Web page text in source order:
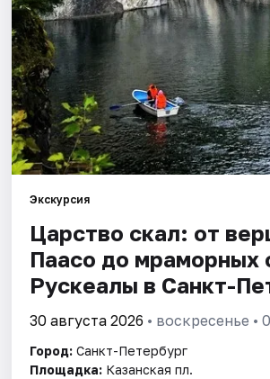
Рейтинги
Экскурсия
Царство скал: от
Паасо до мраморных
Рускеалы в Санкт-
30 августа 2026 • воскресенье •
Город: Санкт-Петербург
Площадка: Казанская пл.